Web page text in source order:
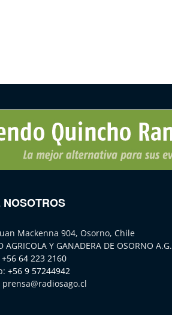
Mackenna 904, Osorno, Chile
AGRICOLA Y GANADERA DE OSORNO A.G.
+56 64 223 2160
+56 9 57244942
prensa@radiosago.cl